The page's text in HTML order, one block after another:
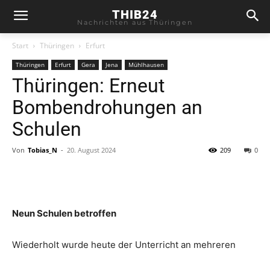
THIB24
Nachrichten aus Thüringen
Start Thüringen Erfurt
Thüringen Erfurt Gera Jena Mühlhausen
Thüringen: Erneut
Bombendrohungen an
Schulen
Von Tobias_N - 20. August 2024 0
209
Neun Schulen betroffen
Wiederholt wurde heute der Unterricht an mehreren